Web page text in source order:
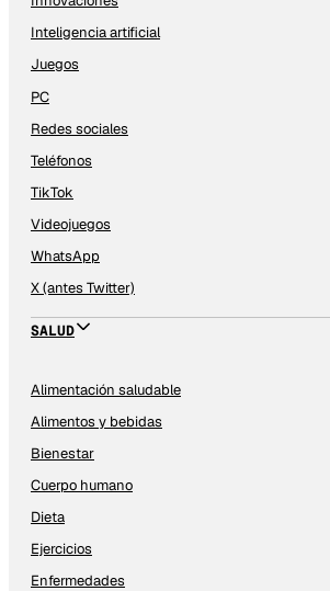
Inteligencia artificial
Juegos
PC
Redes sociales
Teléfonos
TikTok
Videojuegos
WhatsApp
X (antes Twitter)
SALUD
Alimentación saludable
Alimentos y bebidas
Bienestar
Cuerpo humano
Dieta
Ejercicios
Enfermedades